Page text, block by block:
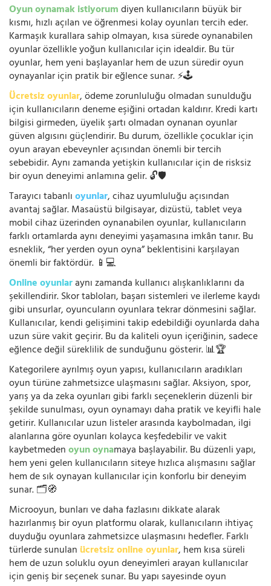
Oyun oynamak istiyorumdiyen kullanıcıların büyük bir
kısmı, hızlı açılan ve öğrenmesi kolay oyunları tercih eder.
Karmaşık kurallara sahip olmayan, kısa sürede oynanabilen
oyunlar özellikle yoğun kullanıcılar için idealdir. Bu tür
oyunlar, hem yeni başlayanlar hem de uzun süredir oyun
oynayanlar için pratik bir eğlence sunar. ⚡🕹️
Ücretsiz oyunlar, ödeme zorunluluğu olmadan sunulduğu
için kullanıcıların deneme eşiğini ortadan kaldırır. Kredi kartı
bilgisi girmeden, üyelik şartı olmadan oynanan oyunlar
güven algısını güçlendirir. Bu durum, özellikle çocuklar için
oyun arayan ebeveynler açısından önemli bir tercih
sebebidir. Aynı zamanda yetişkin kullanıcılar için de risksiz
bir oyun deneyimi anlamına gelir. 🔓🛡️
Tarayıcı tabanlıoyunlar, cihaz uyumluluğu açısından
avantaj sağlar. Masaüstü bilgisayar, dizüstü, tablet veya
mobil cihaz üzerinden oynanabilen oyunlar, kullanıcıların
farklı ortamlarda aynı deneyimi yaşamasına imkân tanır. Bu
esneklik, “her yerden oyun oyna” beklentisini karşılayan
önemli bir faktördür. 📱💻
Online oyunlaraynı zamanda kullanıcı alışkanlıklarını da
şekillendirir. Skor tabloları, başarı sistemleri ve ilerleme kaydı
gibi unsurlar, oyuncuların oyunlara tekrar dönmesini sağlar.
Kullanıcılar, kendi gelişimini takip edebildiği oyunlarda daha
uzun süre vakit geçirir. Bu da kaliteli oyun içeriğinin, sadece
eğlence değil süreklilik de sunduğunu gösterir. 📊🏆
Kategorilere ayrılmış oyun yapısı, kullanıcıların aradıkları
oyun türüne zahmetsizce ulaşmasını sağlar. Aksiyon, spor,
yarış ya da zeka oyunları gibi farklı seçeneklerin düzenli bir
şekilde sunulması, oyun oynamayı daha pratik ve keyifli hale
getirir. Kullanıcılar uzun listeler arasında kaybolmadan, ilgi
alanlarına göre oyunları kolayca keşfedebilir ve vakit
kaybetmedenoyun oynamaya başlayabilir. Bu düzenli yapı,
hem yeni gelen kullanıcıların siteye hızlıca alışmasını sağlar
hem de sık oynayan kullanıcılar için konforlu bir deneyim
sunar. 🗂️🧭
Microoyun, bunları ve daha fazlasını dikkate alarak
hazırlanmış bir oyun platformu olarak, kullanıcıların ihtiyaç
duyduğu oyunlara zahmetsizce ulaşmasını hedefler. Farklı
türlerde sunulan ücretsiz online oyunlar, hem kısa süreli
hem de uzun soluklu oyun deneyimleri arayan kullanıcılar
için geniş bir seçenek sunar. Bu yapı sayesinde oyun